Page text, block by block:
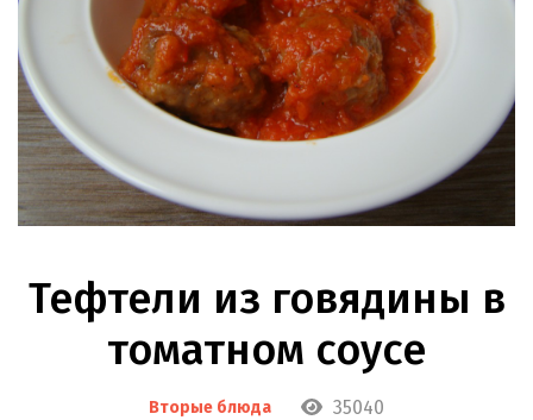
Тефтели из говядины в
томатном соусе
Вторые блюда 35040